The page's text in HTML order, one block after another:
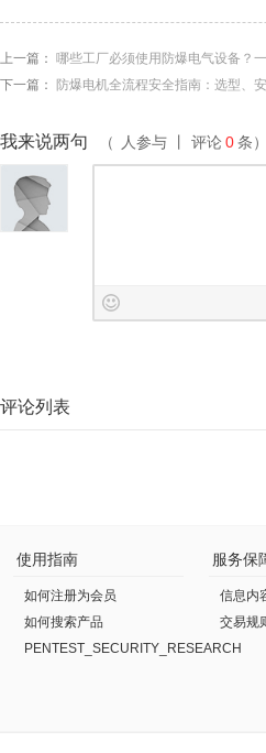
上一篇： 哪些工厂必须使用防爆电气设备？
下一篇：
防爆电机全流程安全指南：选型、
我来说两句 （ 人参与 丨 评论0条）
评论列表
使用指南
如何注册为会员
如何搜索产品
PENTEST_SECURITY_RESEARCH
服务保
信息内
交易规